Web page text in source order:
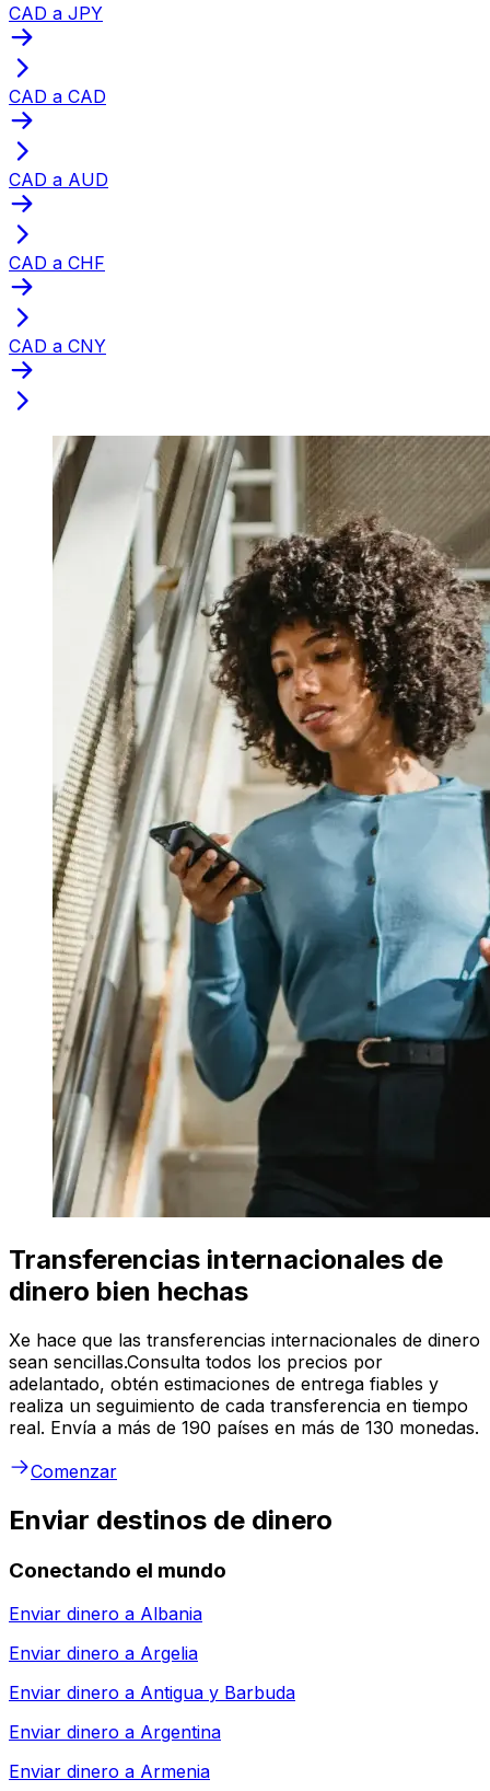
CAD a JPY
CAD a CAD
CAD a AUD
CAD a CHF
CAD a CNY
Transferencias internacionales de
dinero bien hechas
Xe hace que las transferencias internacionales de dinero
sean sencillas.Consulta todos los precios por
adelantado, obtén estimaciones de entrega fiables y
realiza un seguimiento de cada transferencia en tiempo
real. Envía a más de 190 países en más de 130 monedas.
Comenzar
Enviar destinos de dinero
Conectando el mundo
Enviar dinero a Albania
Enviar dinero a Argelia
Enviar dinero a Antigua y Barbuda
Enviar dinero a Argentina
Enviar dinero a Armenia